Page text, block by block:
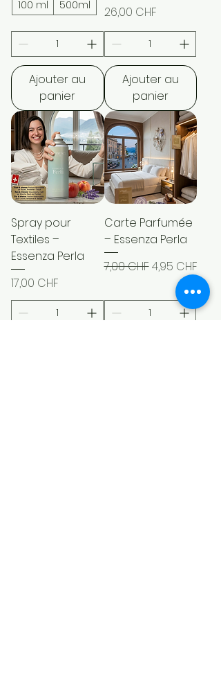
100 ml 500ml
Ajouter au
panier
Prix
26,00 CHF
Ajouter au
panier
Spray pour
Textiles –
Essenza Perla
Prix
17,00 CHF
Carte Parfumée
– Essenza Perla
Prix original
7,00 CHFPrix
4,95 CHF